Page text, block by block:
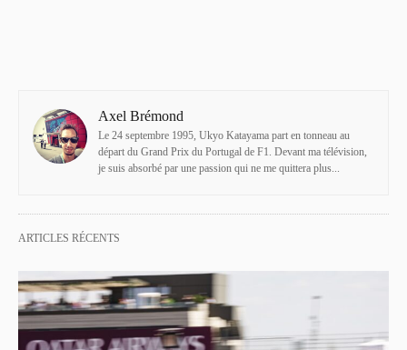
Axel Brémond
Le 24 septembre 1995, Ukyo Katayama part en tonneau au
départ du Grand Prix du Portugal de F1. Devant ma télévision,
je suis absorbé par une passion qui ne me quittera plus...
ARTICLES RÉCENTS